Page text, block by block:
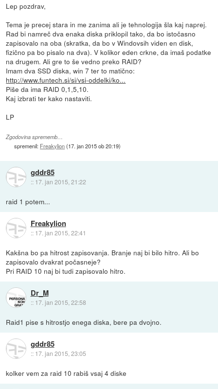
Lep pozdrav,
Tema je precej stara in me zanima ali je tehnologija šla kaj naprej.
Rad bi namreč dva enaka diska priklopil tako, da bo istočasno
zapisovalo na oba (skratka, da bo v Windovsih viden en disk,
fizično pa bo pisalo na dva). V kolikor eden crkne, da imaš podatke
na drugem. Ali gre to še vedno preko RAID?
Imam dva SSD diska, win 7 ter to matično:
http://www.funtech.si/si/vsi-oddelki/ko...
Piše da ima RAID 0,1,5,10.
Kaj izbrati ter kako nastaviti.
LP
Zgodovina sprememb…
spremenil: Freakylion(17. jan 2015 ob 20:19)
gddr85
:: 17. jan 2015, 21:22
raid 1 potem...
Freakylion
:: 17. jan 2015, 22:41
Kakšna bo pa hitrost zapisovanja. Branje naj bi bilo hitro. Ali bo
zapisovalo dvakrat počasneje?
Pri RAID 10 naj bi tudi zapisovalo hitro.
Dr_M
:: 17. jan 2015, 22:58
Raid1 pise s hitrostjo enega diska, bere pa dvojno.
gddr85
:: 17. jan 2015, 23:05
kolker vem za raid 10 rabiš vsaj 4 diske